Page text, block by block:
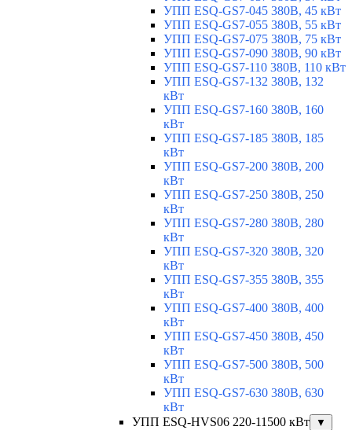
УПП ESQ-GS7-045 380В, 45 кВт
УПП ESQ-GS7-055 380В, 55 кВт
УПП ESQ-GS7-075 380В, 75 кВт
УПП ESQ-GS7-090 380В, 90 кВт
УПП ESQ-GS7-110 380В, 110 кВт
УПП ESQ-GS7-132 380В, 132
кВт
УПП ESQ-GS7-160 380В, 160
кВт
УПП ESQ-GS7-185 380В, 185
кВт
УПП ESQ-GS7-200 380В, 200
кВт
УПП ESQ-GS7-250 380В, 250
кВт
УПП ESQ-GS7-280 380В, 280
кВт
УПП ESQ-GS7-320 380В, 320
кВт
УПП ESQ-GS7-355 380В, 355
кВт
УПП ESQ-GS7-400 380В, 400
кВт
УПП ESQ-GS7-450 380В, 450
кВт
УПП ESQ-GS7-500 380В, 500
кВт
УПП ESQ-GS7-630 380В, 630
кВт
УПП ESQ-HVS06 220-11500 кВт
▼